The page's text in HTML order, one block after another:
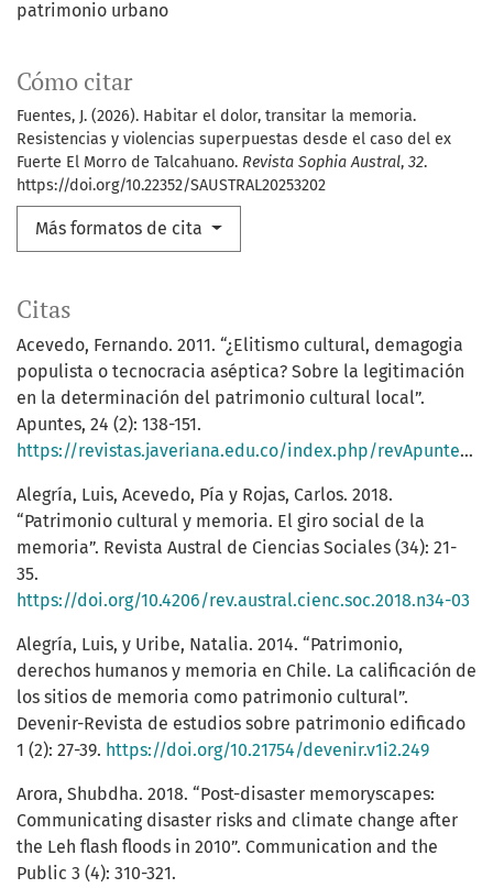
patrimonio urbano
Cómo citar
Fuentes, J. (2026). Habitar el dolor, transitar la memoria.
Resistencias y violencias superpuestas desde el caso del ex
Fuerte El Morro de Talcahuano. Revista Sophia Austral, 32.
https://doi.org/10.22352/SAUSTRAL20253202
Más formatos de cita
Citas
Acevedo, Fernando. 2011. “¿Elitismo cultural, demagogia
populista o tecnocracia aséptica? Sobre la legitimación
en la determinación del patrimonio cultural local”.
Apuntes, 24 (2): 138-151.
https://revistas.javeriana.edu.co/index.php/revApuntesArq/article/view/8848
Alegría, Luis, Acevedo, Pía y Rojas, Carlos. 2018.
“Patrimonio cultural y memoria. El giro social de la
memoria”. Revista Austral de Ciencias Sociales (34): 21-
35.
https://doi.org/10.4206/rev.austral.cienc.soc.2018.n34-03
Alegría, Luis, y Uribe, Natalia. 2014. “Patrimonio,
derechos humanos y memoria en Chile. La calificación de
los sitios de memoria como patrimonio cultural”.
Devenir-Revista de estudios sobre patrimonio edificado
1 (2): 27-39. https://doi.org/10.21754/devenir.v1i2.249
Arora, Shubdha. 2018. “Post-disaster memoryscapes:
Communicating disaster risks and climate change after
the Leh flash floods in 2010”. Communication and the
Public 3 (4): 310-321.